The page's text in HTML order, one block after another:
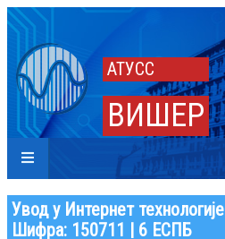
АТУСС
ВИШЕР
Увод у Интернет технологије
Шифра: 150711 | 6 ЕСПБ